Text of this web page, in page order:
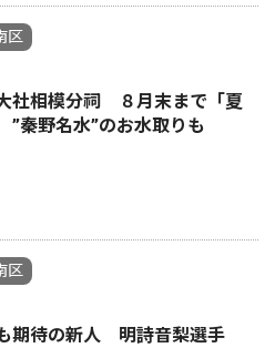
区
社相模分祠 ８月末まで「夏
秦野名水”のお水取りも
区
期待の新人 明詩音梨選手